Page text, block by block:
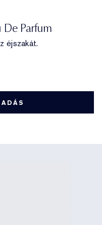
De Parfum
éjszakát.